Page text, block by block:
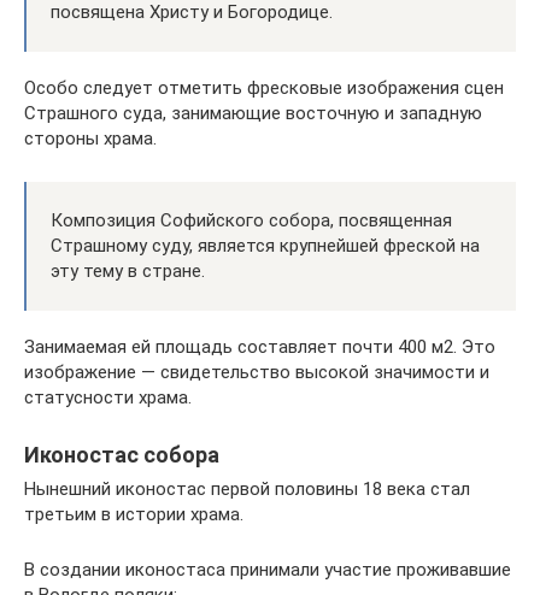
посвящена Христу и Богородице.
Особо следует отметить фресковые изображения сцен
Страшного суда, занимающие восточную и западную
стороны храма.
Композиция Софийского собора, посвященная
Страшному суду, является крупнейшей фреской на
эту тему в стране.
Занимаемая ей площадь составляет почти 400 м2. Это
изображение — свидетельство высокой значимости и
статусности храма.
Иконостас собора
Нынешний иконостас первой половины 18 века стал
третьим в истории храма.
В создании иконостаса принимали участие проживавшие